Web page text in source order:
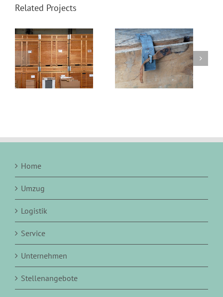
Related Projects
Küchenmontagen Handwerker
Home
Umzug
Logistik
Service
Unternehmen
Stellenangebote